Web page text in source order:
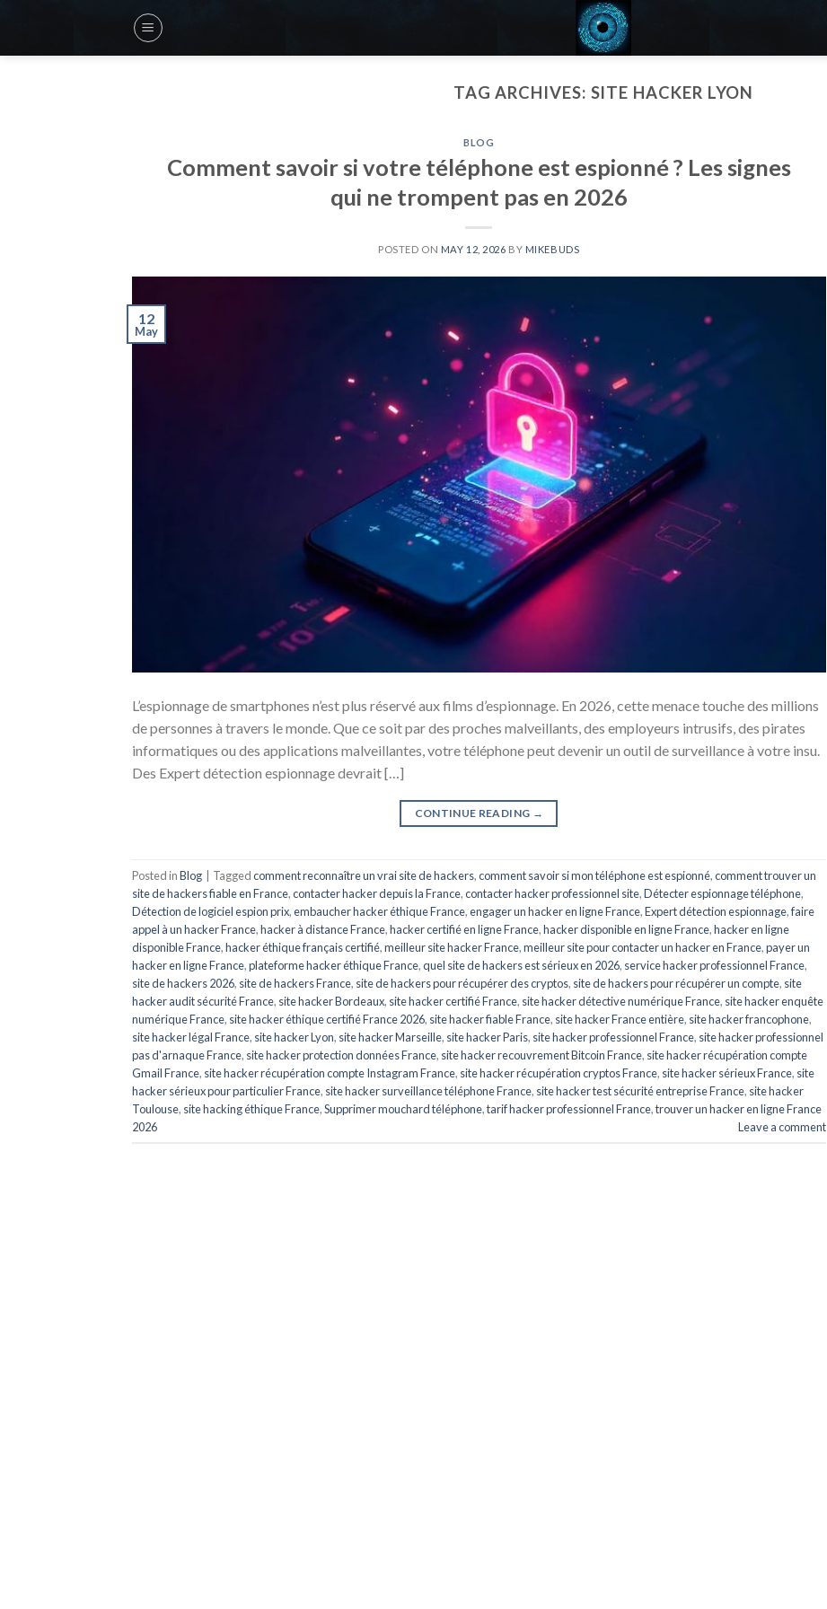
content
TAG ARCHIVES: SITE HACKER LYON
BLOG
Comment savoir si votre téléphone est espionné ? Les signes
qui ne trompent pas en 2026
POSTED ON MAY 12, 2026 BY MIKEBUDS
12
May
L’espionnage de smartphones n’est plus réservé aux films d’espionnage. En 2026, cette menace touche des millions
de personnes à travers le monde. Que ce soit par des proches malveillants, des employeurs intrusifs, des pirates
informatiques ou des applications malveillantes, votre téléphone peut devenir un outil de surveillance à votre insu.
Des Expert détection espionnage devrait […]
CONTINUE READING →
Posted inBlog | Taggedcomment reconnaître un vrai site de hackers,comment savoir si mon téléphone est espionné,comment trouver un
site de hackers fiable en France,contacter hacker depuis la France,contacter hacker professionnel site,Détecter espionnage téléphone,
Détection de logiciel espion prix,embaucher hacker éthique France,engager un hacker en ligne France,Expert détection espionnage,faire
appel à un hacker France,hacker à distance France,hacker certifié en ligne France,hacker disponible en ligne France,hacker en ligne
disponible France,hacker éthique français certifié,meilleur site hacker France,meilleur site pour contacter un hacker en France,payer un
hacker en ligne France,plateforme hacker éthique France,quel site de hackers est sérieux en 2026, service hacker professionnel France,
site de hackers 2026, site de hackers France, site de hackers pour récupérer des cryptos, site de hackers pour récupérer un compte, site
hacker audit sécurité France, site hacker Bordeaux, site hacker certifié France, site hacker détective numérique France, site hacker enquête
numérique France, site hacker éthique certifié France 2026, site hacker fiable France, site hacker France entière, site hacker francophone,
site hacker légal France, site hacker Lyon, site hacker Marseille, site hacker Paris, site hacker professionnel France, site hacker professionnel
pas d'arnaque France, site hacker protection données France, site hacker recouvrement Bitcoin France, site hacker récupération compte
Gmail France, site hacker récupération compte Instagram France, site hacker récupération cryptos France, site hacker sérieux France, site
hacker sérieux pour particulier France, site hacker surveillance téléphone France, site hacker test sécurité entreprise France, site hacker
Toulouse, site hacking éthique France,Supprimer mouchard téléphone,tarif hacker professionnel France,trouver un hacker en ligne France
2026
Leave a comment